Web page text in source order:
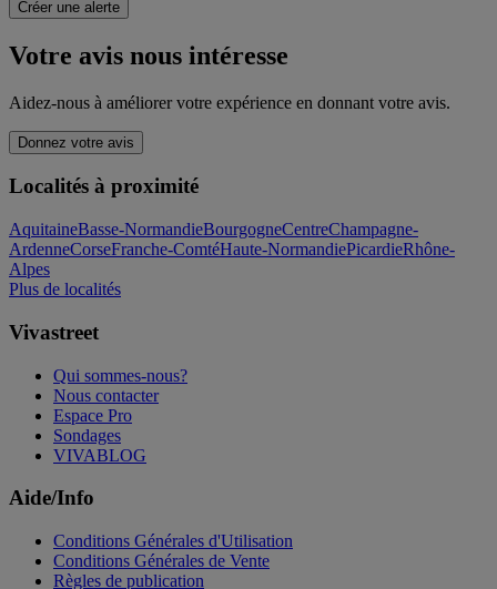
Créer une alerte
Votre avis nous intéresse
Aidez-nous à améliorer votre expérience en donnant votre avis.
Donnez votre avis
Localités à proximité
AquitaineBasse-NormandieBourgogneCentreChampagne-
ArdenneCorseFranche-ComtéHaute-NormandiePicardieRhône-
Alpes
Plus de localités
Vivastreet
Qui sommes-nous?
Nous contacter
Espace Pro
Sondages
VIVABLOG
Aide/Info
Conditions Générales d'Utilisation
Conditions Générales de Vente
Règles de publication